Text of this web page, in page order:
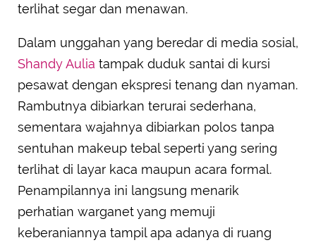
terlihat segar dan menawan.
Dalam unggahan yang beredar di media sosial,
Shandy Aulia tampak duduk santai di kursi
pesawat dengan ekspresi tenang dan nyaman.
Rambutnya dibiarkan terurai sederhana,
sementara wajahnya dibiarkan polos tanpa
sentuhan makeup tebal seperti yang sering
terlihat di layar kaca maupun acara formal.
Penampilannya ini langsung menarik
perhatian warganet yang memuji
keberaniannya tampil apa adanya di ruang